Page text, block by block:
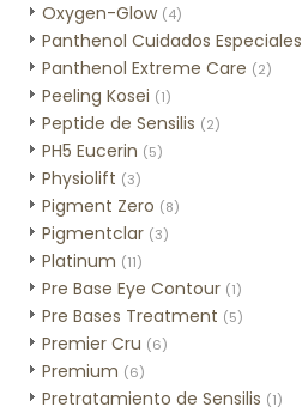
Oxygen-Glow (4)
Panthenol Cuidados Especiales
Panthenol Extreme Care (2)
Peeling Kosei (1)
Peptide de Sensilis (2)
PH5 Eucerin (5)
Physiolift (3)
Pigment Zero (8)
Pigmentclar (3)
Platinum (11)
Pre Base Eye Contour (1)
Pre Bases Treatment (5)
Premier Cru (6)
Premium (6)
Pretratamiento de Sensilis (1)